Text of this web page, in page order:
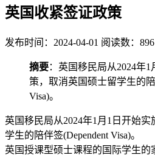
英国收紧签证政策
发布时间：2024-04-01 阅读数：896
摘要：英国移民局从2024年
策，取消英国硕士留学生的
Visa)。
英国移民局从2024年1月1日开始
学生的陪伴签(Dependent Visa)。
英国授课型硕士课程的国际学生